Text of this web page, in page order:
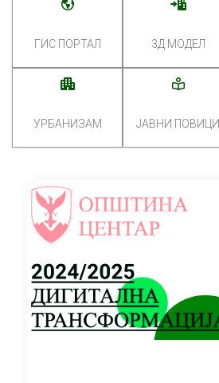
ГИС ПОРТАЛ 3Д МОДЕЛ
УРБАНИЗАМ ЈАВНИ ПОВИЦИ